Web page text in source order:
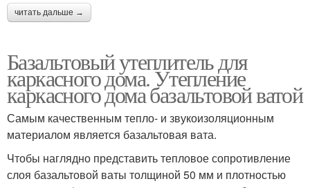
читать дальше →
Базальтовый утеплитель для
каркасного дома. Утепление
каркасного дома базальтовой ватой
Самым качественным тепло- и звукоизоляционным
материалом является базальтовая вата.
Чтобы наглядно представить тепловое сопротивление
слоя базальтовой ваты толщиной 50 мм и плотностью